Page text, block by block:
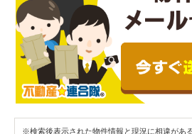
※検索後表示された物件情報と現況に相違があ